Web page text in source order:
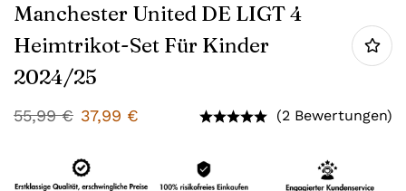
Manchester United DE LIGT 4
Heimtrikot-Set Für Kinder
2024/25
55,99€ 37,99 € (2 Bewertungen)